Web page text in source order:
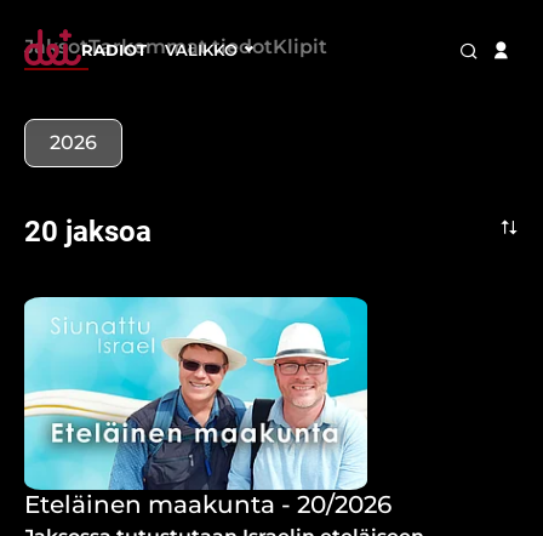
RADIOT VALIKKO
JaksotTarkemmat tiedotKlipit
2026
20 jaksoa
Eteläinen maakunta - 20/2026